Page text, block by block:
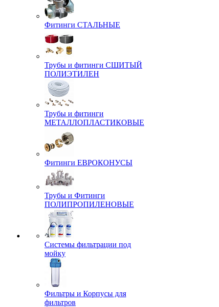
Фитинги СТАЛЬНЫЕ
Трубы и фитинги СШИТЫЙ
ПОЛИЭТИЛЕН
Трубы и фитинги
МЕТАЛЛОПЛАСТИКОВЫЕ
Фитинги ЕВРОКОНУСЫ
Трубы и Фитинги
ПОЛИПРОПИЛЕНОВЫЕ
Системы фильтрации под
мойку
Фильтры и Корпусы для
фильтров